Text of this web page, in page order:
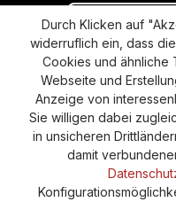
Vertrag
Widerruf
Versand und Zahlung
Durch Klicken auf
widerruflich ein, dass die
Cookies und ähnliche
Webseite und
Anzeige von
Sie willigen dabei
in unsicheren
damit